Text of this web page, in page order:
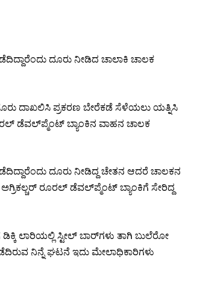
ದೂರು ನೀಡಿದ ಚಾಲಾಕಿ ಚಾಲಕ
ದೂರು ದಾಖಲಿಸಿ ಪ್ರಕರಣ ಬೇರೆಕಡೆ ಸೆಳೆಯಲು ಯತ್ನಿಸಿ
ಡೆವಲ್‍ಪ್ಮೆಂಟ್ ಬ್ಯಾಂಕಿನ ವಾಹನ ಚಾಲಕ
ದೂರು ನೀಡಿದ್ದ ಚೇತನ ಆದರೆ ಚಾಲಕನ
ರೂರಲ್ ಡೆವಲ್‍ಪ್ಮೆಂಟ್ ಬ್ಯಾಂಕಿಗೆ ಸೇರಿದ್ದ
ಡಿಕ್ಕಿ ಲಾರಿಯಲ್ಲಿ ಸ್ಟೀಲ್ ಬಾರ್‌ಗಳು ತಾಗಿ ಬುಲೆರೋ
ನಿನ್ನೆ ಘಟನೆ ಇದು ಮೇಲಾಧಿಕಾರಿಗಳು